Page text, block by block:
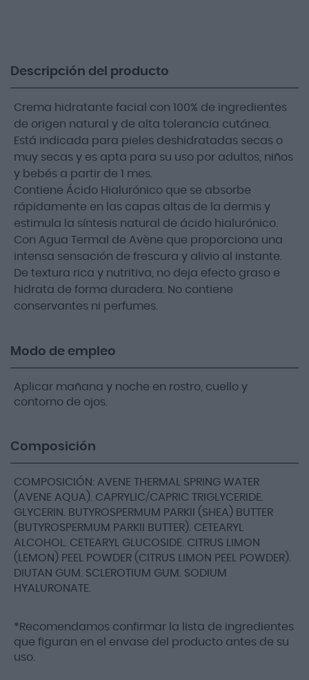
Descripción del producto
Crema hidratante facial con 100% de ingredientes
de origen natural y de alta tolerancia cutánea.
Está indicada para pieles deshidratadas secas o
muy secas y es apta para su uso por adultos, niños
y bebés a partir de 1 mes.
Contiene Ácido Hialurónico que se absorbe
rápidamente en las capas altas de la dermis y
estimula la síntesis natural de ácido hialurónico.
Con Agua Termal de Avène que proporciona una
intensa sensación de frescura y alivio al instante.
De textura rica y nutritiva, no deja efecto graso e
hidrata de forma duradera. No contiene
conservantes ni perfumes.
Modo de empleo
Aplicar mañana y noche en rostro, cuello y
contorno de ojos.
Composición
COMPOSICIÓN: AVENE THERMAL SPRING WATER
(AVENE AQUA). CAPRYLIC/CAPRIC TRIGLYCERIDE.
GLYCERIN. BUTYROSPERMUM PARKII (SHEA) BUTTER
(BUTYROSPERMUM PARKII BUTTER). CETEARYL
ALCOHOL. CETEARYL GLUCOSIDE. CITRUS LIMON
(LEMON) PEEL POWDER (CITRUS LIMON PEEL POWDER).
DIUTAN GUM. SCLEROTIUM GUM. SODIUM
HYALURONATE.
*Recomendamos confirmar la lista de ingredientes
que figuran en el envase del producto antes de su
uso.